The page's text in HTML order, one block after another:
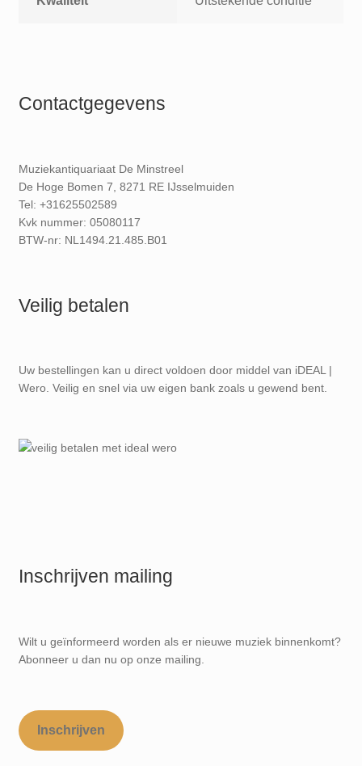
Contactgegevens
Muziekantiquariaat De Minstreel
De Hoge Bomen 7, 8271 RE IJsselmuiden
Tel: +31625502589
Kvk nummer: 05080117
BTW-nr: NL1494.21.485.B01
Veilig betalen
Uw bestellingen kan u direct voldoen door middel van iDEAL |
Wero. Veilig en snel via uw eigen bank zoals u gewend bent.
Inschrijven mailing
Wilt u geïnformeerd worden als er nieuwe muziek binnenkomt?
Abonneer u dan nu op onze mailing.
Inschrijven